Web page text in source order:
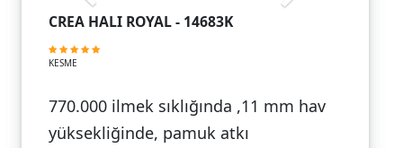
CREA HALI ROYAL - 14683K
KESME
770.000 ilmek sıklığında ,11 mm hav
yüksekliğinde, pamuk atkı